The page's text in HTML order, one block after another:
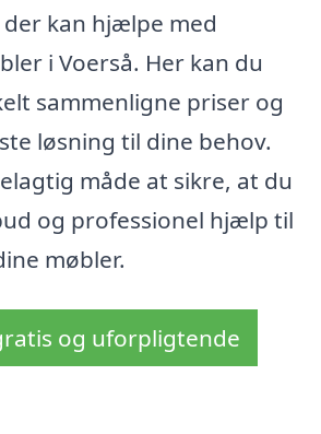
kan hjælpe med
i Voerså. Her kan du
sammenligne priser og
løsning til dine behov.
måde at sikre, at du
og professionel hjælp til
møbler.
og uforpligtende